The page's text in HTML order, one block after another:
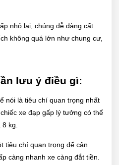
nhỏ lại, chúng dễ dàng cất
không quá lớn như chung cư,
lưu ý điều gì:
nói là tiêu chí quan trọng nhất
xe đạp gấp lý tưởng có thể
kg.
tiêu chí quan trọng để cân
càng nhanh xe càng đắt tiền.